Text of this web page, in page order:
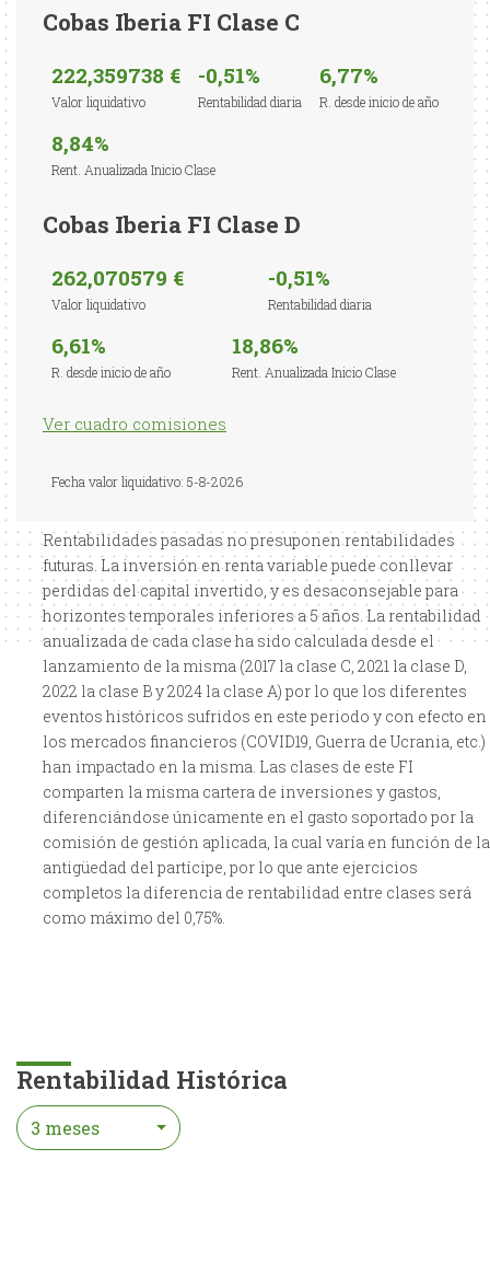
Cobas Iberia FI Clase C
222,359738 €
Valor liquidativo
-0,51%
Rentabilidad diaria
6,77%
R. desde inicio de año
8,84%
Rent. Anualizada Inicio Clase
Cobas Iberia FI Clase D
262,070579 €
Valor liquidativo
-0,51%
Rentabilidad diaria
6,61%
R. desde inicio de año
18,86%
Rent. Anualizada Inicio Clase
Ver cuadro comisiones
Fecha valor liquidativo: 5-8-2026
Rentabilidades pasadas no presuponen rentabilidades
futuras. La inversión en renta variable puede conllevar
perdidas del capital invertido, y es desaconsejable para
horizontes temporales inferiores a 5 años. La rentabilidad
anualizada de cada clase ha sido calculada desde el
lanzamiento de la misma (2017 la clase C, 2021 la clase D,
2022 la clase B y 2024 la clase A) por lo que los diferentes
eventos históricos sufridos en este periodo y con efecto en
los mercados financieros (COVID19, Guerra de Ucrania, etc.)
han impactado en la misma. Las clases de este FI
comparten la misma cartera de inversiones y gastos,
diferenciándose únicamente en el gasto soportado por la
comisión de gestión aplicada, la cual varía en función de la
antigüedad del partícipe, por lo que ante ejercicios
completos la diferencia de rentabilidad entre clases será
como máximo del 0,75%.
Rentabilidad Histórica
3 meses